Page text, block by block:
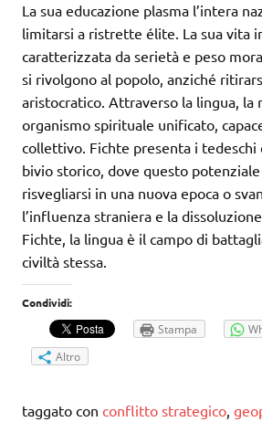
La sua educazione plasma l’intera
limitarsi a ristrette élite. La sua vita
caratterizzata da serietà e peso
si rivolgono al popolo, anziché
aristocratico. Attraverso la lingua, la
organismo spirituale unificato,
collettivo. Fichte presenta i tedeschi
bivio storico, dove questo
risvegliarsi in una nuova epoca o
l’influenza straniera e la
Fichte, la lingua è il campo di
civiltà stessa.
Condividi:
Stampa
Altro
taggato con conflitto strategico,